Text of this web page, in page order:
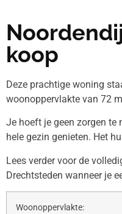
koop
Deze prachtige woning
woonoppervlakte van 72
Je hoeft je geen zorgen te
hele gezin genieten. Het
Lees verder voor de
Drechtsteden wanneer je
Woonoppervlakte: